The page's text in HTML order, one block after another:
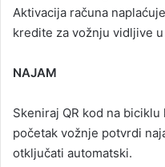
Aktivacija računa
kredite za vožnju vidljive
NAJAM
Skeniraj QR kod na
početak vožnje potvrdi
otključati automatski.